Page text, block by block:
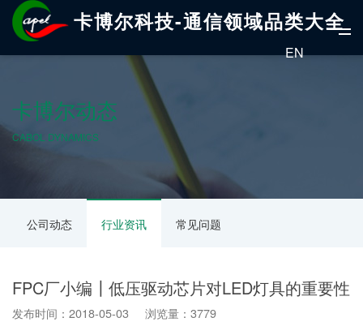
卡博尔科技-通信领域品类大全
EN
卡博尔动态
CABOL DYNAMICS
公司动态 行业资讯 常见问题
FPC厂小编┃低压驱动芯片对LED灯具的重要性
发布时间：2018-05-03 浏览量：3779